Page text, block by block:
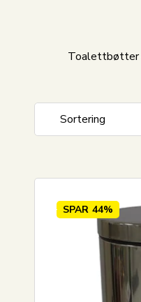
Toalettbøtter
Sortering
Nyeste
Mest solgt
Største
SPAR 44%